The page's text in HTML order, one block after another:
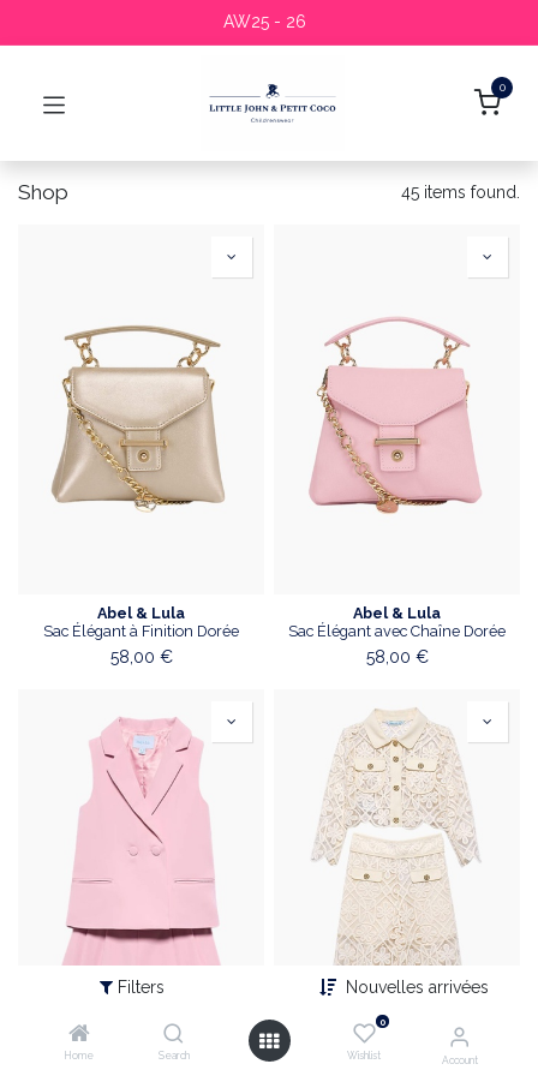
Filters Nouvelles arrivées
Home Search
0
Wishlist Account
AW25 - 26
0
Shop 45 items found.
Abel & Lula
Sac Élégant à Finition Dorée
58,00 €
Abel & Lula
Sac Élégant avec Chaîne Dorée
58,00 €